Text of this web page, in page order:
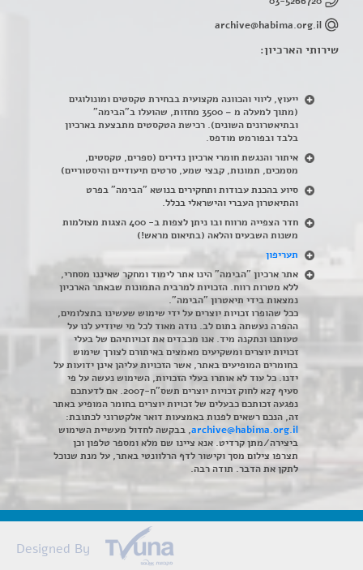
archive@habima.org.il
שירותי הארכיון:
ייעוץ, ליווי והכוונה מקצועית בבחירת טקסטים ומונולוגים
(מתוך למעלה מ – 3500 מחזות, שהועלו ב"הבימה"
ובתיאטרונים השונים). רכישת הטקסטים מתבצעת בארכיון
בלבד ובפורמט מודפס.
איתור והנגשת חומרי ארכיון נדירים (ספרים, טקסטים,
מסמכים, תמונות, קבצי שמע, סרטים תיעודיים והיסטוריים)
סיוע בהכנת עבודות ותחקירים בנושא "הבימה" בפרט
והתיאטרון העברי והישראלי בכלל.
חדר הצפייה מרווח ובו ניתן לצפות ב- 400 הצגות מצולמות
משנות השבעים והלאה (בתיאום מראש!)
תעריפון
אתר ארכיון "הבימה" הינו אתר לימוד ומחקר שאיננו מסחרי,
ללא מטרות רווח. הזכויות למרבית התמונות שבאתר הארכיון
נמצאות בידי תיאטרון "הבימה".
ככל שהופרו זכויות יוצרים על ידי שימוש שעשינו בתצלומים,
ההפרה נעשתה בתום לב. נודה מאוד לכל מי שיודיע לנו על
טעותנו ונתקנה מיד. אנו מכבדים את זכויותיהם של בעלי
זכויות יוצרים ומשקיעים מאמצים באיתורם לצורך שימוש
בחומרים המופיעים באתר, אשר הזכויות עליהן אינן ידועות על
ידנו. כל עוד לא אותרו בעלי הזכויות, השימוש נעשה על פי
סעיף 27א לחוק זכויות יוצרים תשס"ח-2007. אם לדעתכם
נפגעה זכותכם כבעלים של זכויות יוצרים בחומר המופיע באתר
זה, הנכם רשאים לפנות באמצעות דואר אלקטרוני לכתובת:
archive@habima.org.il, בבקשה לחדול מעשיית השימוש
ביצירה/מתן קרדיט. אנא ציינו שם מלא ומספר טלפון וכן
תצרפו צילום מסך וקישור לדף הרלוונטי באתר, על מנת שנוכל
לתקן את הדבר. תודה רבה.
Designed By